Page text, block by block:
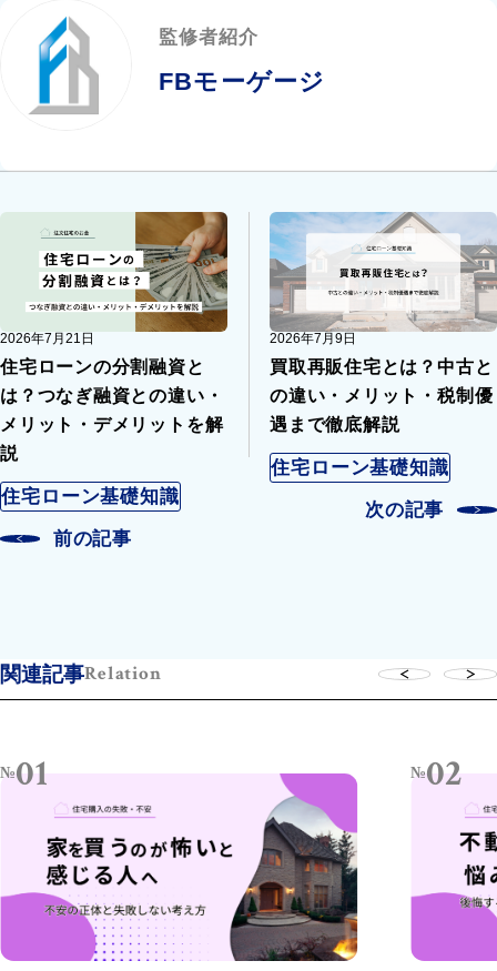
監修者紹介
FBモーゲージ
2026年7月21日
住宅ローンの分割融資と
は？つなぎ融資との違い・
メリット・デメリットを解
説
住宅ローン基礎知識
前の記事
2026年7月9日
買取再販住宅とは？中古と
の違い・メリット・税制優
遇まで徹底解説
住宅ローン基礎知識
次の記事
関連記事Relation
№01 №02